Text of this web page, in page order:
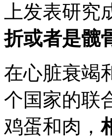
上发表研究
折或者是髋
在心脏衰竭
个国家的联
鸡蛋和肉，